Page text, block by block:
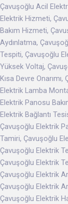
Çavuşoğlu Acil
Elektrik Hizmeti,
Bakım Hizmeti,
Aydınlatma,
Tespiti, Çavuşoğlu
Yüksek Voltaj,
Kısa Devre
Elektrik Lamba
Elektrik Panosu
Elektrik Bağlantı
Çavuşoğlu Elektrik
Tamiri, Çavuşoğlu
Çavuşoğlu Elektrik
Çavuşoğlu Elektrik
Çavuşoğlu Elektrik
Çavuşoğlu Elektrik
Çavuşoğlu Elektrik